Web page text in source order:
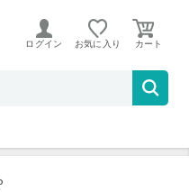
ログイン お気に入り
周波治療器